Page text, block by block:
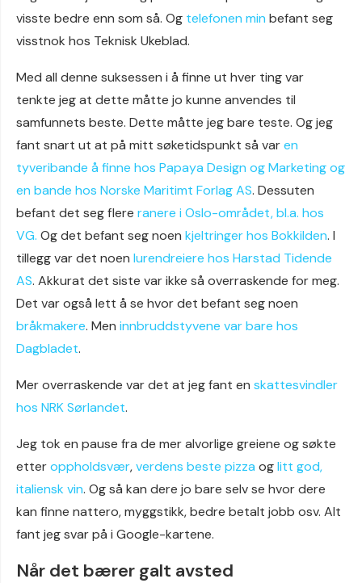
visste bedre enn som så. Og telefonen min befant seg
visstnok hos Teknisk Ukeblad.
Med all denne suksessen i å finne ut hver ting var
tenkte jeg at dette måtte jo kunne anvendes til
samfunnets beste. Dette måtte jeg bare teste. Og jeg
fant snart ut at på mitt søketidspunkt så varen
tyveribande å finne hos Papaya Design og Marketing og
en bande hos Norske Maritimt Forlag AS. Dessuten
befant det seg flere ranere i Oslo-området, bl.a. hos
VG. Og det befant seg noen kjeltringer hos Bokkilden. I
tillegg var det noen lurendreiere hos Harstad Tidende
AS. Akkurat det siste var ikke så overraskende for meg.
Det var også lett å se hvor det befant seg noen
bråkmakere. Men innbruddstyvene var bare hos
Dagbladet.
Mer overraskende var det at jeg fant en skattesvindler
hos NRK Sørlandet.
Jeg tok en pause fra de mer alvorlige greiene og søkte
etteroppholdsvær,verdens beste pizza oglitt god,
italiensk vin. Og så kan dere jo bare selv se hvor dere
kan finne nattero, myggstikk, bedre betalt jobb osv. Alt
fant jeg svar på i Google-kartene.
Når det bærer galt avsted